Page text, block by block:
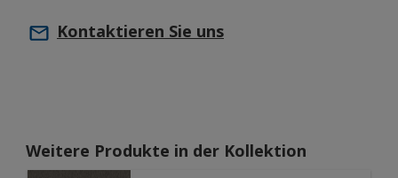
Kontaktieren Sie uns
Weitere Produkte in der Kollektion